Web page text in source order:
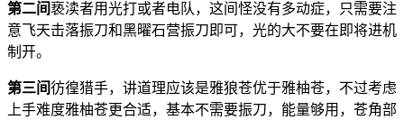
第二间亵渎者用光打或者电队，这间怪没有多动症，只需要注
意飞天击落振刀和黑曜石营振刀即可，光的大不要在即将进机
制开。
第三间彷徨猎手，讲道理应该是雅狼苍优于雅柚苍，不过考虑
上手难度雅柚苍更合适，基本不需要振刀，能量够用，苍角部